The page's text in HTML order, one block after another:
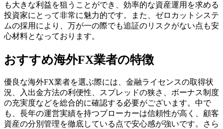
も大きな利益を狙うことができ、効率的な資産運用を求める
投資家にとって非常に魅力的です。また、ゼロカットシステ
ムの採用により、万が一の際でも追証のリスクがない点も安
心材料となっております。
おすすめ海外FX業者の特徴
優良な海外FX業者を選ぶ際には、金融ライセンスの取得状
況、入出金方法の利便性、スプレッドの狭さ、ボーナス制度
の充実度などを総合的に確認する必要がございます。中で
も、長年の運営実績を持つブローカーは信頼性が高く、顧客
資産の分別管理を徹底している点で安心感が強いです。さら